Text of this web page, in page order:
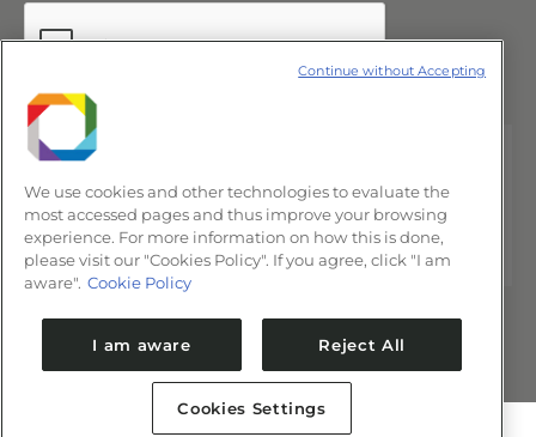
We use cookies and other technologies to evaluate the
most accessed pages and thus improve your browsing
experience. For more information on how this is done,
please visit our "Cookies Policy". If you agree, click "I am
aware". Cookie Policy
I am aware Reject All
Cookies Settings
Continue without Accepting